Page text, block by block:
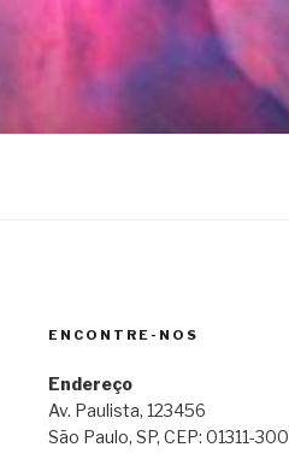
ENCONTRE-NOS
Endereço
Av. Paulista, 123456
São Paulo, SP, CEP: 01311-300